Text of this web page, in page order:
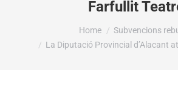
Farfullit
Home
Subvencions
La Diputació Provincial d’Alacant